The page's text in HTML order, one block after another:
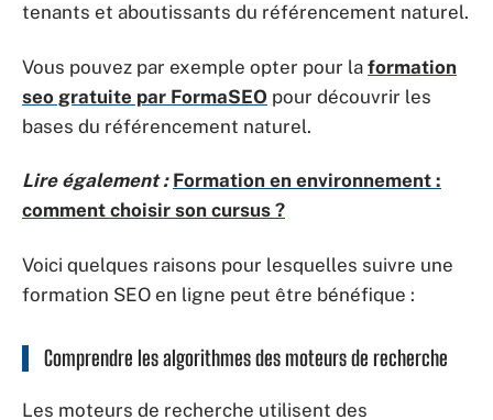
tenants et aboutissants du référencement naturel.
Vous pouvez par exemple opter pour la formation
seo gratuite par FormaSEO pour découvrir les
bases du référencement naturel.
Lire également : Formation en environnement :
comment choisir son cursus ?
Voici quelques raisons pour lesquelles suivre une
formation SEO en ligne peut être bénéfique :
Comprendre les algorithmes des moteurs de recherche
Les moteurs de recherche utilisent des